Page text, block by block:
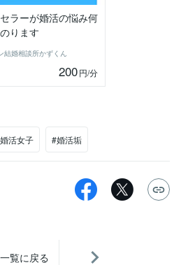
ラーが婚活の悩み何
ります
結婚相談所かずくん
200円/分
活女子 #婚活垢
一覧に戻る